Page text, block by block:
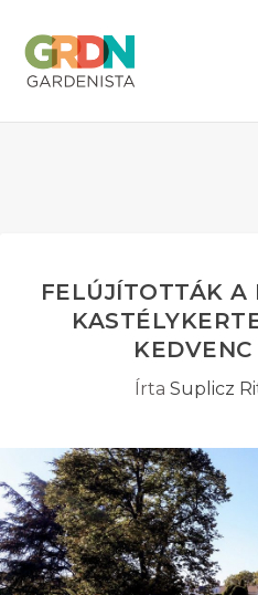
FELÚJÍTOTTÁK A
Írta Suplicz